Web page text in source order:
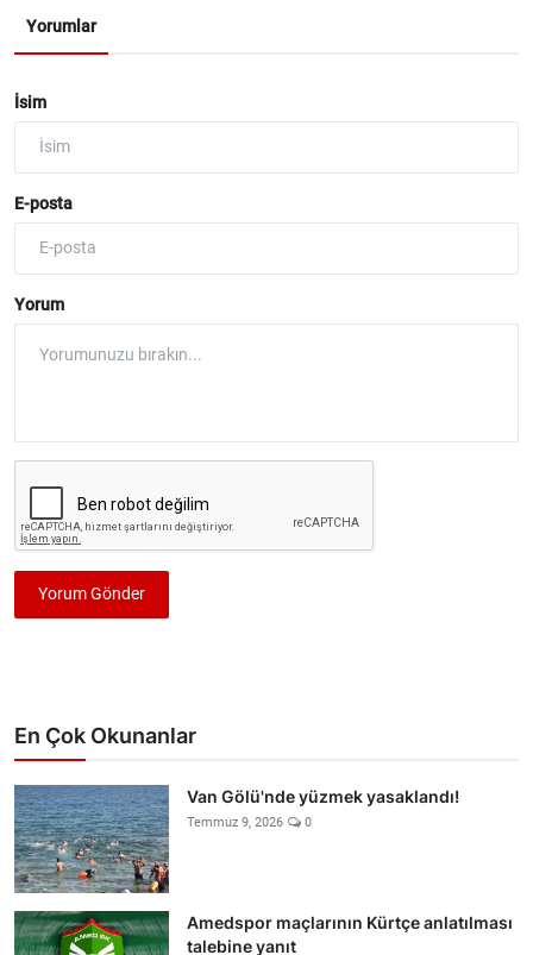
Yorumlar
İsim
E-posta
Yorum
Yorum Gönder
En Çok Okunanlar
Van Gölü'nde yüzmek yasaklandı!
Temmuz 9, 2026 0
Amedspor maçlarının Kürtçe anlatılması
talebine yanıt